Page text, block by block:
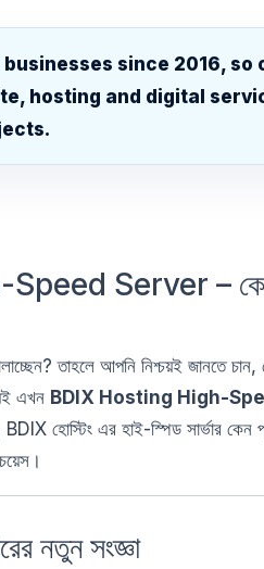
businesses since 2016,
hosting and digital
Server – কেন
তাহলে আপনি নিশ্চয়ই জানতে
এখন BDIX Hosting High-
হোস্টিং এর হাই-স্পিড সার্ভার কেন
নতুন সংজ্ঞা